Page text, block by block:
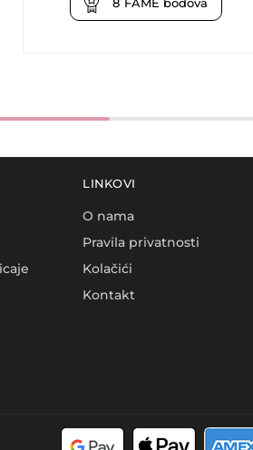
LINKOVI
O nama
Pravila privatnosti
Kolačići
Kontakt